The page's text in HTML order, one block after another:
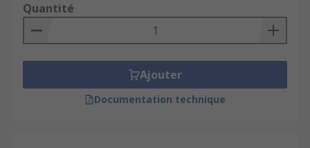
Quantité
Ajouter
Documentation technique